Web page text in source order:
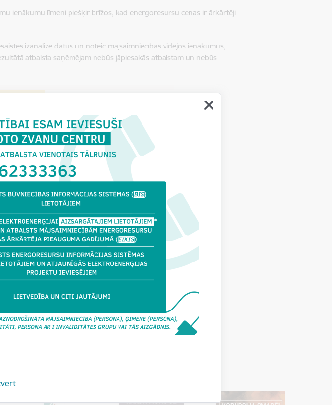
ienākumu līmeni piešķir brīžos, kad energoresursu cenas ir ārkārtēji
izanalizē datus un noteic mājsaimniecības vidējos ienākumus,
atbalsta saņēmējam nebūs jāpiesakās atbalstam un nebūs